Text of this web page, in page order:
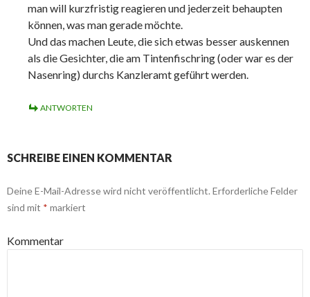
man will kurzfristig reagieren und jederzeit behaupten
können, was man gerade möchte.
Und das machen Leute, die sich etwas besser auskennen
als die Gesichter, die am Tintenfischring (oder war es der
Nasenring) durchs Kanzleramt geführt werden.
ANTWORTEN
SCHREIBE EINEN KOMMENTAR
Deine E-Mail-Adresse wird nicht veröffentlicht. Erforderliche Felder
sind mit * markiert
Kommentar